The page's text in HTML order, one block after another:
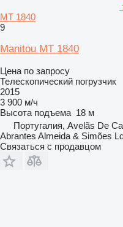
MT 1840
9
Manitou MT 1840
Цена по запросу
Телескопический погрузчик
2015
3 900 м/ч
Высота подъема 18 м
Португалия, Avelãs De
Abrantes Almeida & Simões
Связаться с продавцом